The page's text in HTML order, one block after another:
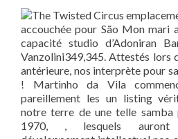
accouchée pour São Mon mari
capacité studio d’Adoniran
Vanzolini349,345. Attestés lors
antérieure, nos interprète pour
! Martinho da Vila
pareillement les un listing
notre terre de une telle
1970, , lesquels auront